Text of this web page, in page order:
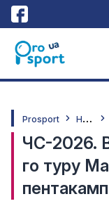
Prosport Н
овини
ЧС-2026.
го туру